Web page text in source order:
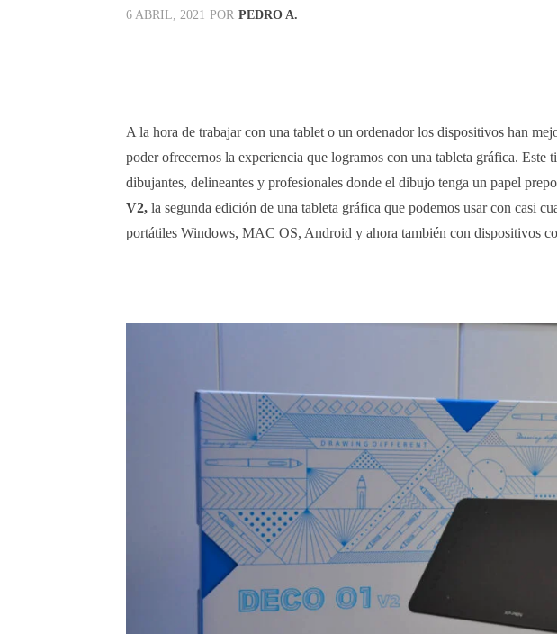
6 ABRIL, 2021 POR PEDRO A.
A la hora de trabajar con una tablet o un ordenador los dispositivos han
poder ofrecernos la experiencia que logramos con una tableta gráfica. Este
dibujantes, delineantes y profesionales donde el dibujo tenga un papel
V2, la segunda edición de una tableta gráfica que podemos usar con casi
portátiles Windows, MAC OS, Android y ahora también con dispositivos